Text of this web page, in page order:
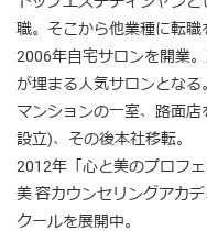
職。そこから他業種に転職
2006年自宅サロンを開業
が埋まる人気サロンとなる。
マンションの一室、路面
設立)、その後本社移転。
2012年「心と美のプロフ
美 容カウンセリングアカ
クールを展開中。